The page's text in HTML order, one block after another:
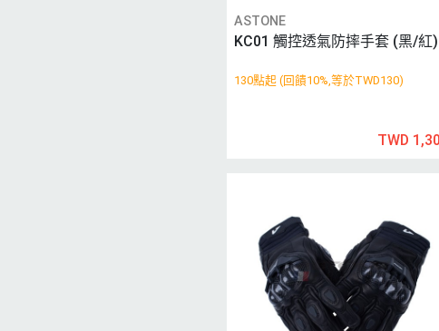
ASTONE
KC01 觸控透氣防摔手套 (黑/紅)
130點起 (回饋10%,等於TWD130)
TWD